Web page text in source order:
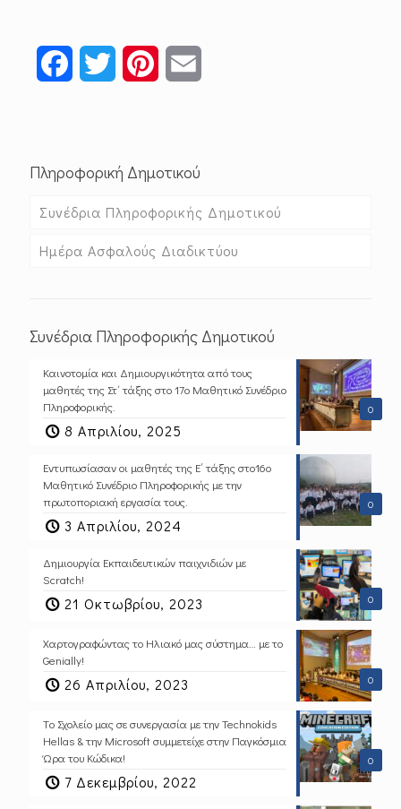
FacebookTwitter Pinterest
Πληροφορική Δημοτικού
Συνέδρια Πληροφορικής Δημοτικού
Ημέρα Ασφαλούς Διαδικτύου
Συνέδρια Πληροφορικής Δημοτικού
0
Καινοτομία και Δημιουργικότητα από τους
μαθητές της Στ΄ τάξης στο 17ο Μαθητικό Συνέδριο
Πληροφορικής.
8 Απριλίου, 2025
0
Εντυπωσίασαν οι μαθητές της Ε΄ τάξης στο16ο
Μαθητικό Συνέδριο Πληροφορικής με την
πρωτοποριακή εργασία τους.
3 Απριλίου, 2024
0
Δημιουργία Εκπαιδευτικών παιχνιδιών με
Scratch!
21 Οκτωβρίου, 2023
0
Χαρτογραφώντας το Ηλιακό μας σύστημα… με το
Genially!
26 Απριλίου, 2023
0
Tο Σχολείο μας σε συνεργασία με την Technokids
Hellas & την Microsoft συμμετείχε στην Παγκόσμια
Ώρα του Κώδικα!
7 Δεκεμβρίου, 2022